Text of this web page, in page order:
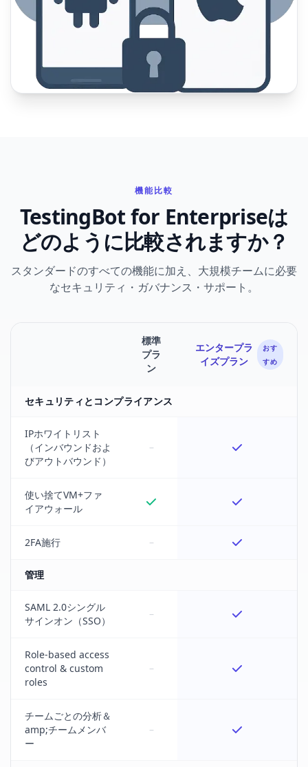
機能比較
TestingBot for Enterpriseは
どのように比較されますか？
スタンダードのすべての機能に加え、大規模チームに必要
なセキュリティ・ガバナンス・サポート。
標準
プラ
ン
エンタープラ
イズプラン
おす
すめ
セキュリティとコンプライアンス
IPホワイトリスト
（インバウンドおよ
びアウトバウンド）
–
使い捨てVM+ファ
イアウォール
2FA施行 –
管理
SAML 2.0シングル
サインオン（SSO）
–
Role-based access
control & custom
roles
–
チームごとの分析＆
amp;チームメンバ
ー
–